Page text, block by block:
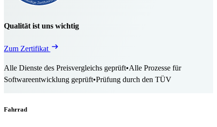
Qualität ist uns wichtig
Zum Zertifikat
Alle Dienste des Preisvergleichs geprüft•Alle Prozesse für
Softwareentwicklung geprüft•Prüfung durch den TÜV
Fahrrad